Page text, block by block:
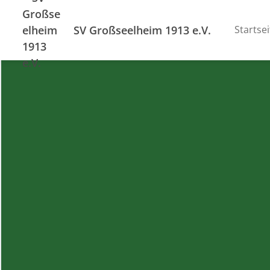
SV Großseelheim 1913 e.V.